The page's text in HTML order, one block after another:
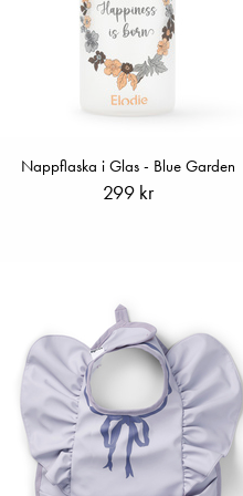
Nappflaska i Glas - Blue Garden
299 kr